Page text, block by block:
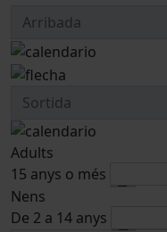
Adults
15 anys o més
Nens
De 2 a 14 anys